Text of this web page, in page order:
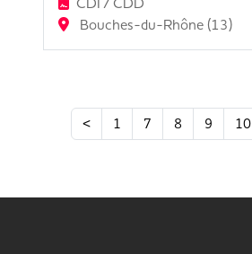
Bouches-du-Rhône (13)
< 1 7 8 9 10